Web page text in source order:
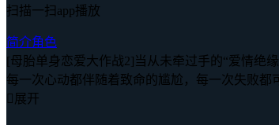
扫描一扫app播放
简介角色
[母胎单身恋爱大作战2]当从未牵过手的“爱情绝
每一次心动都伴随着致命的尴尬，每一次失败
 展开